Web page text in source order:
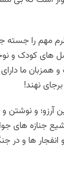
مهم را
های کودک و
ما
نهند!
آرزو؛ و نوشتن
جنازه های
و انفجار ها و